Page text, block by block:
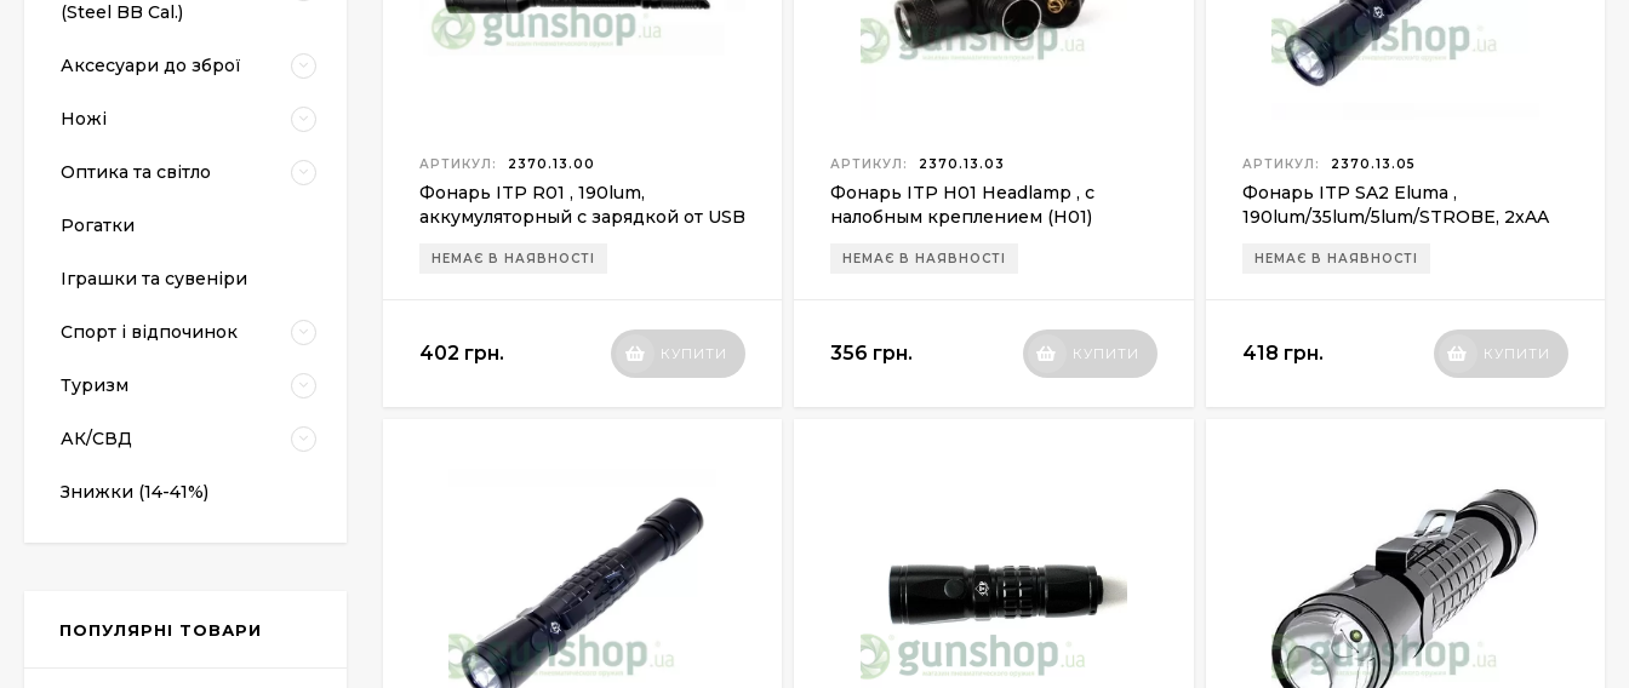
АРТИКУЛ: 2370.13.00
Фонарь ITP R01 , 190lum,
аккумуляторный с зарядкой от USB
НЕМАЄ В НАЯВНОСТІ
402 грн. КУПИТИ
АРТИКУЛ: 2370.13.03
Фонарь ITP H01 Headlamp , с
налобным креплением (H01)
НЕМАЄ В НАЯВНОСТІ
356 грн. КУПИТИ
АРТИКУЛ: 2370.13.05
Фонарь ITP SA2 Eluma ,
190lum/35lum/5lum/STROBE, 2xAA
НЕМАЄ В НАЯВНОСТІ
418 грн. КУПИТИ
(Steel BB Cal.)
Аксесуари до зброї
Ножі
Оптика та світло
Рогатки
Іграшки та сувеніри
Спорт і відпочинок
Туризм
АК/СВД
Знижки (14-41%)
ПОПУЛЯРНІ ТОВАРИ
пистолет Colt Special